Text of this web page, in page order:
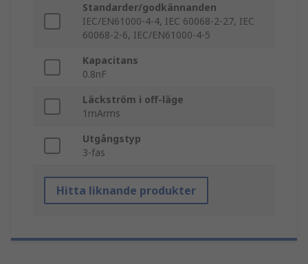
Standarder/godkännanden
IEC/EN61000-4-4, IEC 60068-2-27, IEC
60068-2-6, IEC/EN61000-4-5
Kapacitans
0.8nF
Läckström i off-läge
1mArms
Utgångstyp
3-fas
Hitta liknande produkter